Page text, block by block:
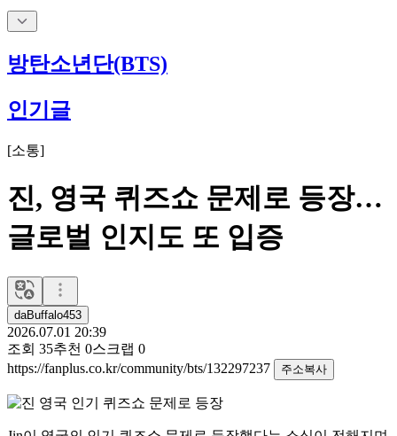
방탄소년단(BTS)
인기글
[소통]
진, 영국 퀴즈쇼 문제로 등장…
글로벌 인지도 또 입증
daBuffalo453
2026.07.01 20:39
조회 35추천 0스크랩 0
https://fanplus.co.kr/community/bts/132297237
주소복사